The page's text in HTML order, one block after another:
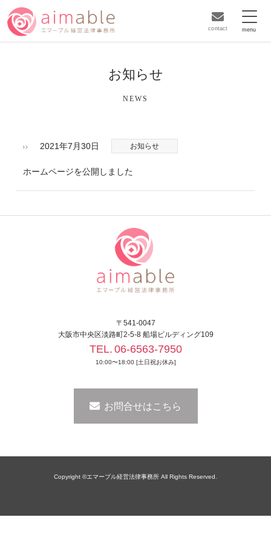
contact
お知らせ
NEWS
お知らせ
2021年7月30日
ホームページを公開しました
〒541-0047
大阪市中央区淡路町2-5-8 船場ビルディング109
TEL. 06-6563-7950
10:00〜18:00 [土日祝お休み]
お問合せはこちら
Copyright ©エマーブル経営法律事務所 All Rights Reserved.